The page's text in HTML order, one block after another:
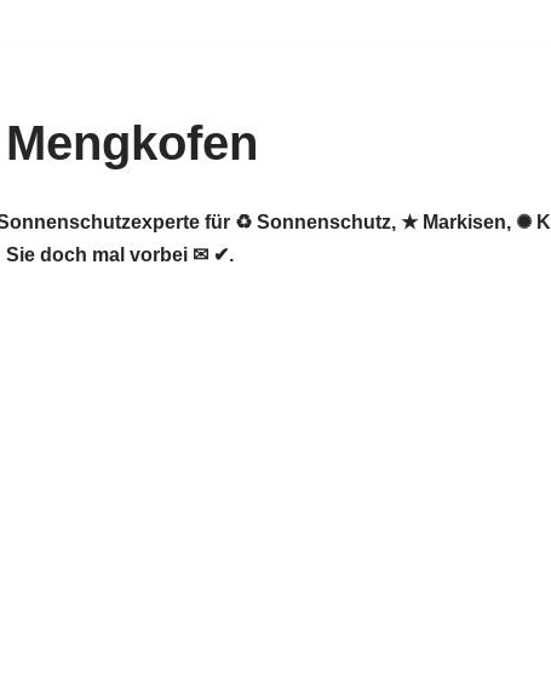
für ♻ Sonnenschutz, ★ Markisen, ✺
Sie doch mal vorbei ✉ ✔.